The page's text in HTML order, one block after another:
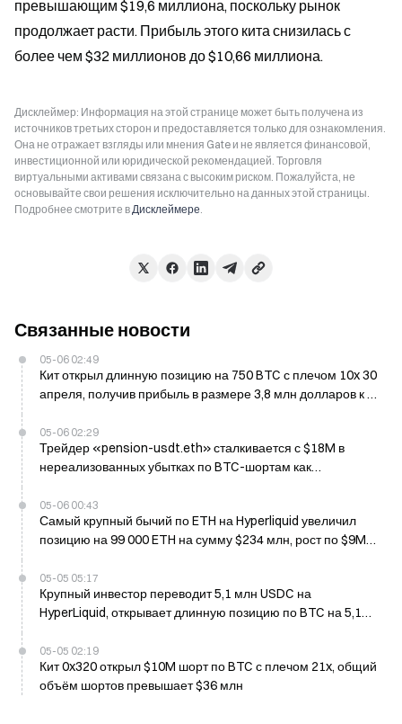
превышающим $19,6 миллиона, поскольку рынок
продолжает расти. Прибыль этого кита снизилась с
более чем $32 миллионов до $10,66 миллиона.
Дисклеймер: Информация на этой странице может быть получена из
источников третьих сторон и предоставляется только для ознакомления.
Она не отражает взгляды или мнения Gate и не является финансовой,
инвестиционной или юридической рекомендацией. Торговля
виртуальными активами связана с высоким риском. Пожалуйста, не
основывайте свои решения исключительно на данных этой страницы.
Подробнее смотрите вДисклеймере.
Связанные новости
05-06 02:49
Кит открыл длинную позицию на 750 BTC с плечом 10x 30
апреля, получив прибыль в размере 3,8 млн долларов к 6
05-06 02:29
Трейдер «pension-usdt.eth» сталкивается с $18M в
нереализованных убытках по BTC-шортам как
05-06 00:43
Самый крупный бычий по ETH на Hyperliquid увеличил
позицию на 99 000 ETH на сумму $234 млн, рост по $9M
05-05 05:17
Крупный инвестор переводит 5,1 млн USDC на
HyperLiquid, открывает длинную позицию по BTC на 5,1
05-05 02:19
Кит 0x320 открыл $10M шорт по BTC с плечом 21x, общий
объём шортов превышает $36 млн